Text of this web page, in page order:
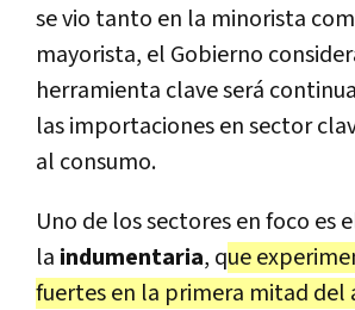
se vio tanto en la minorista
mayorista, el Gobierno
herramienta clave será
las importaciones en sector
al consumo.
Uno de los sectores en foco es
la indumentaria, que
fuertes en la primera mitad del